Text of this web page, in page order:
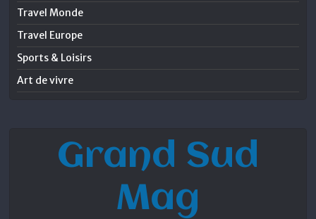
Travel Monde
Travel Europe
Sports & Loisirs
Art de vivre
Grand Sud
Mag